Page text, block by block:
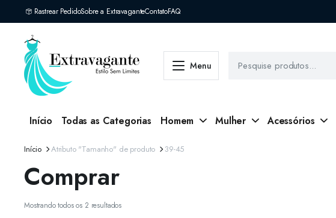
Rastrear PedidoSobre a ExtravaganteContatoFAQ
Menu
Início Todas as Categorias Homem Mulher Acessórios
Início Atributo "Tamanho" de produto 39-45
Comprar
Mostrando todos os 2 resultadosClassificado